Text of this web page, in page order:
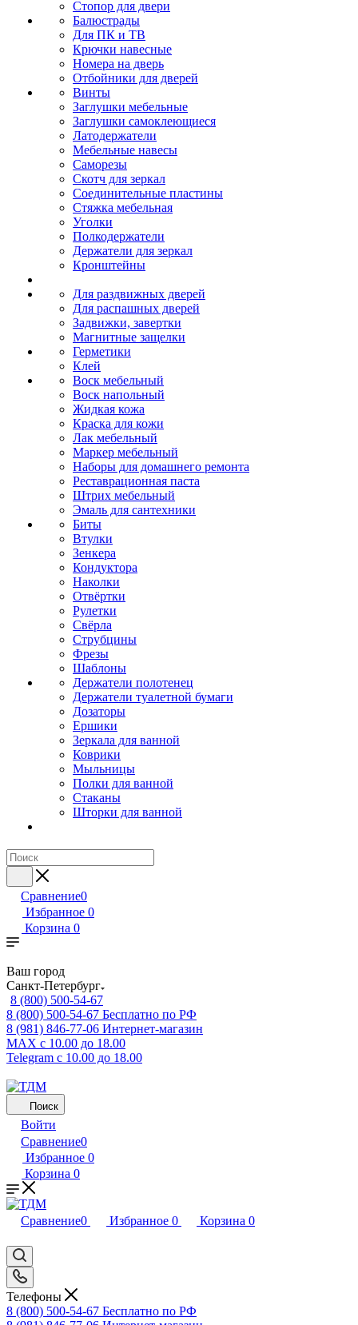
Стопор для двери
Балюстрады
Для ПК и ТВ
Крючки навесные
Номера на дверь
Отбойники для дверей
Винты
Заглушки мебельные
Заглушки самоклеющиеся
Латодержатели
Мебельные навесы
Саморезы
Скотч для зеркал
Соединительные пластины
Стяжка мебельная
Уголки
Полкодержатели
Держатели для зеркал
Кронштейны
Для раздвижных дверей
Для распашных дверей
Задвижки, завертки
Магнитные защелки
Герметики
Клей
Воск мебельный
Воск напольный
Жидкая кожа
Краска для кожи
Лак мебельный
Маркер мебельный
Наборы для домашнего ремонта
Реставрационная паста
Штрих мебельный
Эмаль для сантехники
Биты
Втулки
Зенкера
Кондуктора
Наколки
Отвёртки
Рулетки
Свёрла
Струбцины
Фрезы
Шаблоны
Держатели полотенец
Держатели туалетной бумаги
Дозаторы
Ершики
Зеркала для ванной
Коврики
Мыльницы
Полки для ванной
Стаканы
Шторки для ванной
Сравнение0
Избранное 0
Корзина 0
Ваш город
Санкт-Петербург
8 (800) 500-54-67
8 (800) 500-54-67 Бесплатно по РФ
8 (981) 846-77-06 Интернет-магазин
MAX с 10.00 до 18.00
Telegram с 10.00 до 18.00
Поиск
Войти
Сравнение0
Избранное 0
Корзина 0
Сравнение0 Избранное 0 Корзина 0
Телефоны
8 (800) 500-54-67 Бесплатно по РФ